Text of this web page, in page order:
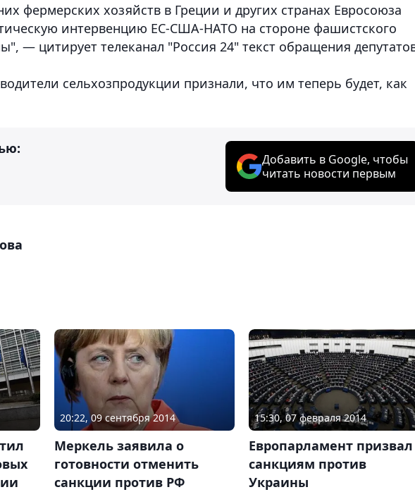
фермерских хозяйств в Греции и других странах Евросоюза
интервенцию ЕС-США-НАТО на стороне фашистского
— цитирует телеканал "Россия 24" текст обращения
сельхозпродукции признали, что им теперь будет, как
Добавить в Google, чтобы
читать новости первым
20:22, 09 сентября 2014
Меркель заявила о
готовности отменить
санкции против РФ
15:30, 07 февраля 2014
Европарламент
санкциям против
Украины